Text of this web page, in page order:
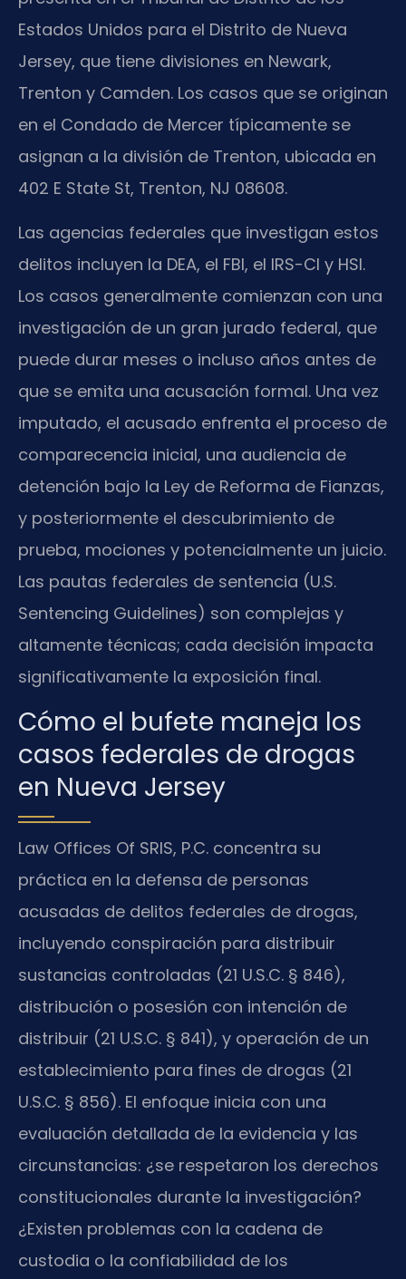
Estados Unidos para el Distrito de Nueva
Jersey, que tiene divisiones en Newark,
Trenton y Camden. Los casos que se originan
en el Condado de Mercer típicamente se
asignan a la división de Trenton, ubicada en
402 E State St, Trenton, NJ 08608.
Las agencias federales que investigan estos
delitos incluyen la DEA, el FBI, el IRS-CI y HSI.
Los casos generalmente comienzan con una
investigación de un gran jurado federal, que
puede durar meses o incluso años antes de
que se emita una acusación formal. Una vez
imputado, el acusado enfrenta el proceso de
comparecencia inicial, una audiencia de
detención bajo la Ley de Reforma de Fianzas,
y posteriormente el descubrimiento de
prueba, mociones y potencialmente un juicio.
Las pautas federales de sentencia (U.S.
Sentencing Guidelines) son complejas y
altamente técnicas; cada decisión impacta
significativamente la exposición final.
Cómo el bufete maneja los
casos federales de drogas
en Nueva Jersey
Law Offices Of SRIS, P.C. concentra su
práctica en la defensa de personas
acusadas de delitos federales de drogas,
incluyendo conspiración para distribuir
sustancias controladas (21 U.S.C. § 846),
distribución o posesión con intención de
distribuir (21 U.S.C. § 841), y operación de un
establecimiento para fines de drogas (21
U.S.C. § 856). El enfoque inicia con una
evaluación detallada de la evidencia y las
circunstancias: ¿se respetaron los derechos
constitucionales durante la investigación?
¿Existen problemas con la cadena de
custodia o la confiabilidad de los